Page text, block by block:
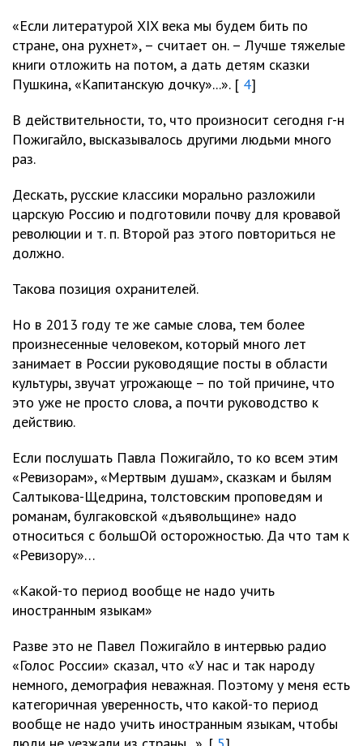
«Если литературой XIX века мы будем бить по
стране, она рухнет», – считает он. – Лучше тяжелые
книги отложить на потом, а дать детям сказки
Пушкина, «Капитанскую дочку»...». [ 4]
В действительности, то, что произносит сегодня г-н
Пожигайло, высказывалось другими людьми много
раз.
Дескать, русские классики морально разложили
царскую Россию и подготовили почву для кровавой
революции и т. п. Второй раз этого повториться не
должно.
Такова позиция охранителей.
Но в 2013 году те же самые слова, тем более
произнесенные человеком, который много лет
занимает в России руководящие посты в области
культуры, звучат угрожающе – по той причине, что
это уже не просто слова, а почти руководство к
действию.
Если послушать Павла Пожигайло, то ко всем этим
«Ревизорам», «Мертвым душам», сказкам и былям
Салтыкова-Щедрина, толстовским проповедям и
романам, булгаковской «дъявольщине» надо
относиться с большОй осторожностью. Да что там к
«Ревизору»…
«Какой-то период вообще не надо учить
иностранным языкам»
Разве это не Павел Пожигайло в интервью радио
«Голос России» сказал, что «У нас и так народу
немного, демография неважная. Поэтому у меня есть
категоричная уверенность, что какой-то период
вообще не надо учить иностранным языкам, чтобы